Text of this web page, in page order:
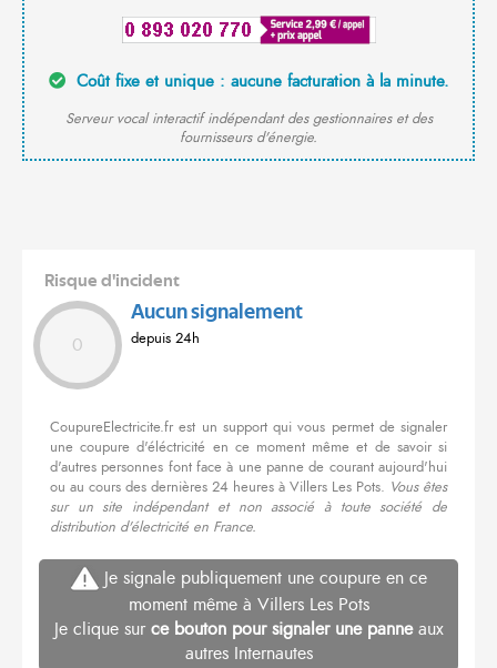
Coût fixe et unique : aucune facturation à la minute.
Serveur vocal interactif indépendant des gestionnaires et des
fournisseurs d'énergie.
Risque d'incident
0
Aucun signalement
depuis 24h
CoupureElectricite.fr est un support qui vous permet de signaler
une coupure d'éléctricité en ce moment même et de savoir si
d'autres personnes font face à une panne de courant aujourd'hui
ou au cours des dernières 24 heures à Villers Les Pots. Vous êtes
sur un site indépendant et non associé à toute société de
distribution d'électricité en France.
Je signale publiquement une coupure en ce
moment même à Villers Les Pots
Je clique sur ce bouton pour signaler une panneaux
autres Internautes